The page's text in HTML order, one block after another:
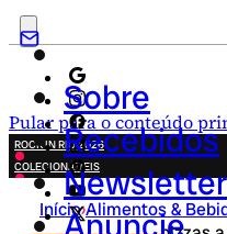
Pular para o conteúdo
Sobre
Recebidos
Newsletter
ROCK IN RIO 2026
COLECIONÁVEIS
FESTA JUNINA
NOVIDADES
Início›Alimentos &